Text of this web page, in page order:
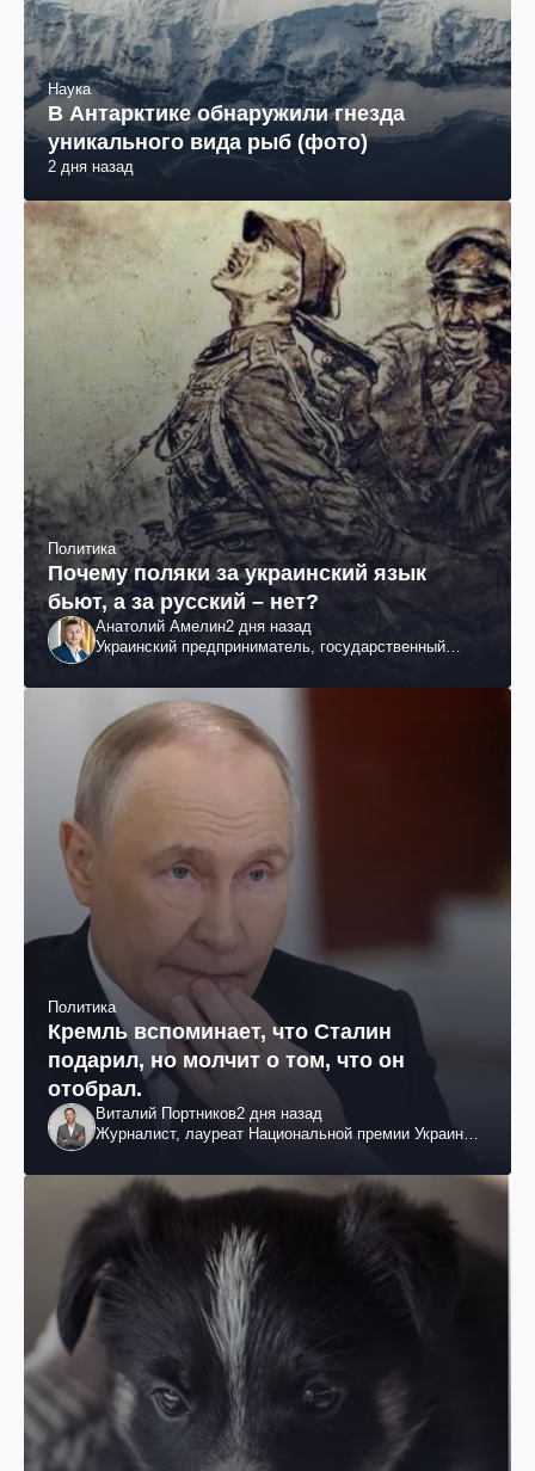
Наука
В Антарктике обнаружили гнезда
уникального вида рыб (фото)
2 дня назад
Политика
Почему поляки за украинский язык
бьют, а за русский – нет?
Анатолий Амелин2 дня назад
Украинский предприниматель, государственный
Политика
Кремль вспоминает, что Сталин
подарил, но молчит о том, что он
отобрал.
Виталий Портников2 дня назад
Журналист, лауреат Национальной премии Украины